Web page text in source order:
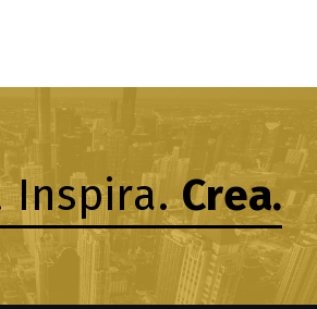
Inspira.Crea.